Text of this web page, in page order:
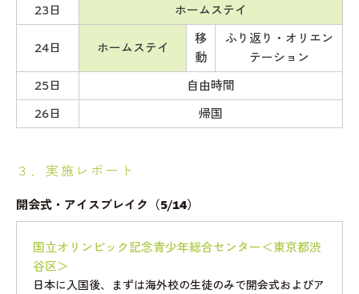
23日
ホームステイ
24日 ホームステイ
移
動
ふり返り・オリエン
テーション
25日
自由時間
26日
帰国
３．実施レポート
開会式・アイスブレイク（5/14）
国立オリンピック記念青少年総合センター＜東京都渋
谷区＞
日本に入国後、まずは海外校の生徒のみで開会式およびア